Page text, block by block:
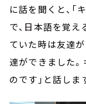
に話を聞くと、
で、日本語を覚え
ていた時は友達
達ができました
のです」と話しま